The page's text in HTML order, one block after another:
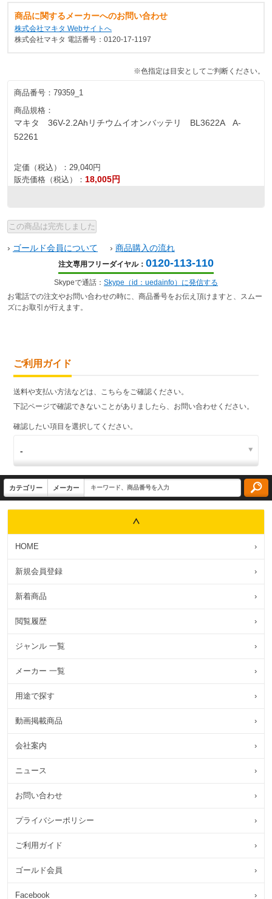
商品に関するメーカーへのお問い合わせ
株式会社マキタ Webサイトへ
株式会社マキタ 電話番号：0120-17-1197
※色指定は目安としてご判断ください。
商品番号： 79359_1
商品規格：
マキタ 36V-2.2Ahリチウムイオンバッテリ BL3622A A-
52261
定価（税込）： 29,040円
販売価格（税込）： 18,005円
› ゴールド会員について › 商品購入の流れ
注文専用フリーダイヤル： 0120-113-110
Skypeで通話： Skype（id：uedainfo）に発信する
お電話での注文やお問い合わせの時に、商品番号をお伝え頂けますと、スムー
ズにお取引が行えます。
ご利用ガイド
送料や支払い方法などは、こちらをご確認ください。
下記ページで確認できないことがありましたら、お問い合わせください。
確認したい項目を選択してください。
HOME ›
新規会員登録 ›
新着商品 ›
閲覧履歴 ›
ジャンル 一覧 ›
メーカー 一覧 ›
用途で探す ›
動画掲載商品 ›
会社案内 ›
ニュース ›
お問い合わせ ›
プライバシーポリシー ›
ご利用ガイド ›
ゴールド会員 ›
Facebook ›